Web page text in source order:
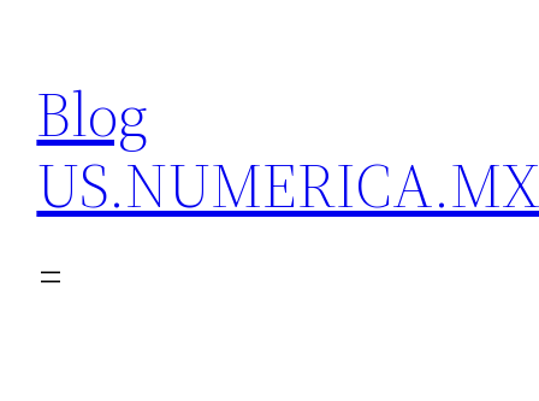
content
Blog